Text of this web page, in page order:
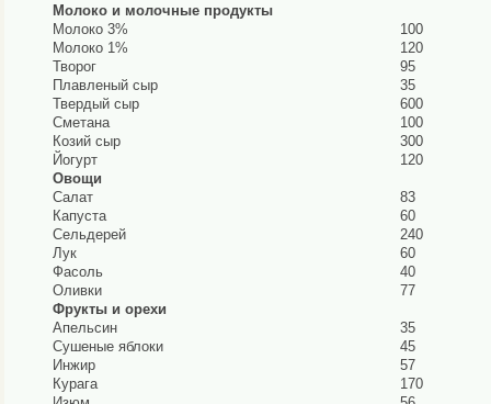
Молоко и молочные продукты
Молоко 3%
100
Молоко 1%
120
Творог
95
Плавленый сыр
35
Твердый сыр
600
Сметана
100
Козий сыр
300
Йогурт
120
Овощи
Салат
83
Капуста
60
Сельдерей
240
Лук
60
Фасоль
40
Оливки
77
Фрукты и орехи
Апельсин
35
Сушеные яблоки
45
Инжир
57
Курага
170